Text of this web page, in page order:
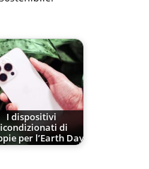
I dispositivi
di
per l’Earth Day